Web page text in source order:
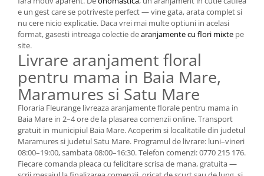
e un gest care se potriveste perfect — vine gata, arata complet si
nu cere nicio explicatie. Daca vrei mai multe optiuni in acelasi
format, gasesti intreaga colectie dearanjamente cu flori mixte pe
site.
Livrare aranjament floral
pentru mama in Baia Mare,
Maramures si Satu Mare
Floraria Fleurange livreaza aranjamente florale pentru mama in
Baia Mare in 2–4 ore de la plasarea comenzii online. Transport
gratuit in municipiul Baia Mare. Acoperim si localitatile din judetul
Maramures si judetul Satu Mare. Programul de livrare: luni–vineri
08:00–19:00, sambata 08:00–16:30. Telefon comenzi: 0770 215 176.
Fiecare comanda pleaca cu felicitare scrisa de mana, gratuita —